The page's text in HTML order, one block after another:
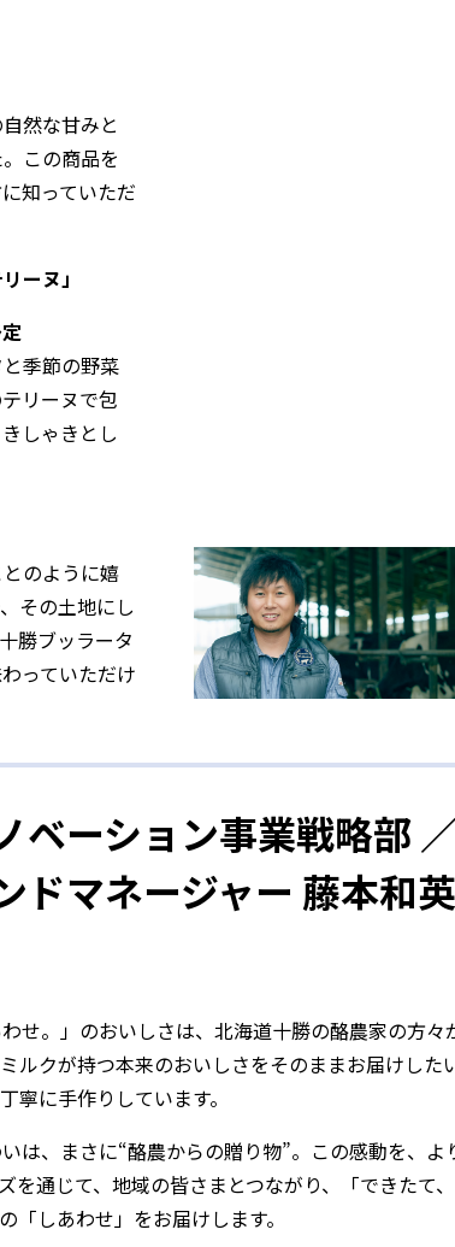
然な甘みと
この商品を
知っていただ
ーヌ」
季節の野菜
リーヌで包
しゃきとし
のように嬉
その土地にし
勝ブッラータ
っていただけ
ベーション事業戦略部
ドマネージャー 藤本和英
せ。」のおいしさは、北海道十勝の酪農家の方々
ルクが持つ本来のおいしさをそのままお届けした
寧に手作りしています。
は、まさに“酪農からの贈り物”。この感動を、よ
通じて、地域の皆さまとつながり、「できたて、
しあわせ」をお届けします。